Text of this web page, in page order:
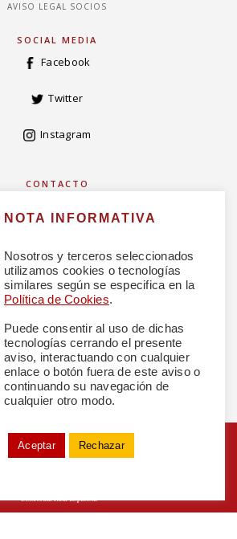
AVISO LEGAL SOCIOS
SOCIAL MEDIA
Facebook
Twitter
Instagram
CONTACTO
AMIGO DONACIONES NOTICIAS
LOS DERECHOS RESERVADOS
PRIVACIDAD
NOTA INFORMATIVA
Nosotros y terceros seleccionados
utilizamos cookies o tecnologías
similares según se especifica en la
Política de Cookies.
Puede consentir al uso de dichas
tecnologías cerrando el presente
aviso, interactuando con cualquier
enlace o botón fuera de este aviso o
continuando su navegación de
cualquier otro modo.
Aceptar Rechazar